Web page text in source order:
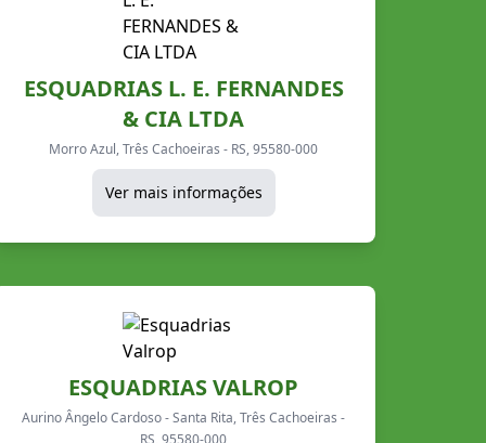
ESQUADRIAS L. E. FERNANDES
& CIA LTDA
Morro Azul, Três Cachoeiras - RS, 95580-000
Ver mais informações
ESQUADRIAS VALROP
Aurino Ângelo Cardoso - Santa Rita, Três Cachoeiras -
RS, 95580-000